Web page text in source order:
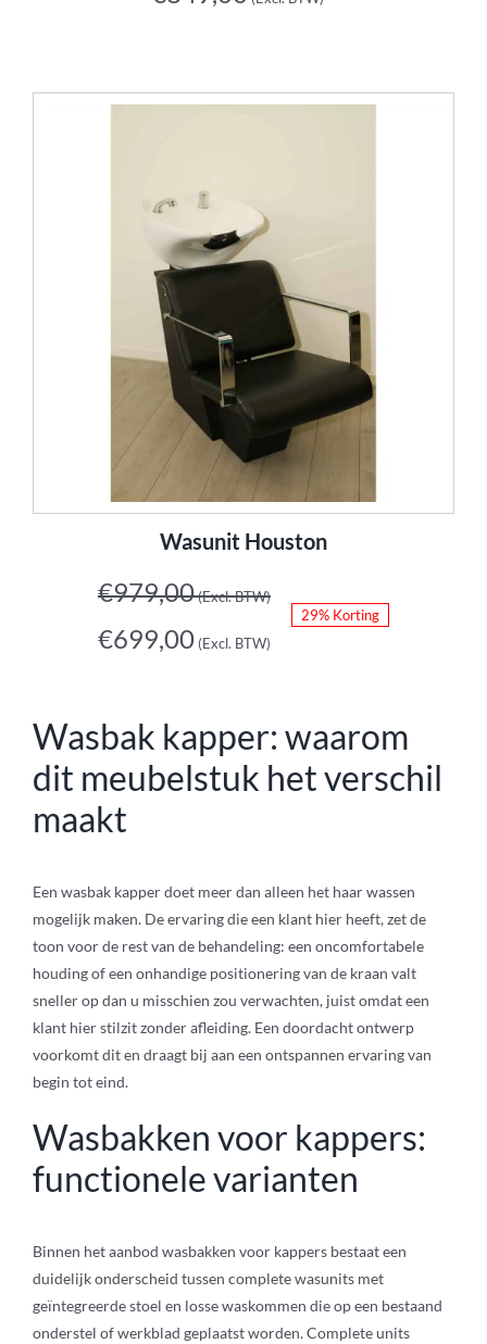
Wasunit Houston
€979,00(Excl. BTW)
€699,00 (Excl. BTW)
29% Korting
Wasbak kapper: waarom
dit meubelstuk het verschil
maakt
Een wasbak kapper doet meer dan alleen het haar wassen
mogelijk maken. De ervaring die een klant hier heeft, zet de
toon voor de rest van de behandeling: een oncomfortabele
houding of een onhandige positionering van de kraan valt
sneller op dan u misschien zou verwachten, juist omdat een
klant hier stilzit zonder afleiding. Een doordacht ontwerp
voorkomt dit en draagt bij aan een ontspannen ervaring van
begin tot eind.
Wasbakken voor kappers:
functionele varianten
Binnen het aanbod wasbakken voor kappers bestaat een
duidelijk onderscheid tussen complete wasunits met
geïntegreerde stoel en losse waskommen die op een bestaand
onderstel of werkblad geplaatst worden. Complete units